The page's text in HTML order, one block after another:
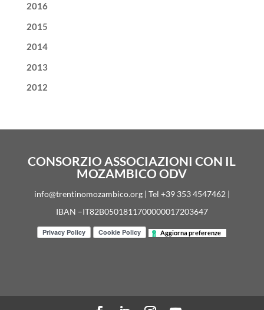
2016
2015
2014
2013
2012
CONSORZIO ASSOCIAZIONI CON IL
MOZAMBICO ODV
info@trentinomozambico.org | Tel +39 353 4547462 |
IBAN –IT82B0501811700000017203647
Aggiorna preferenze